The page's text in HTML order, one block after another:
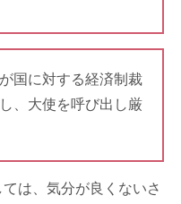
国に対する経済制裁
、大使を呼び出し厳
は、気分が良くないさ